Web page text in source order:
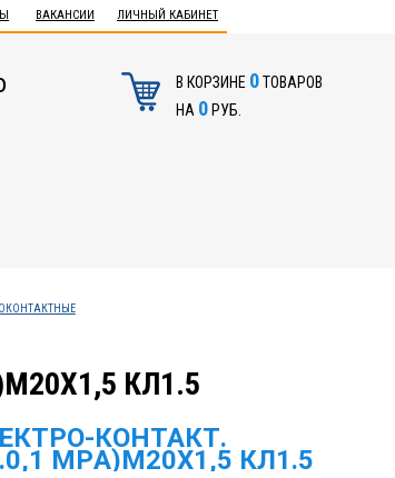
ВАКАНСИИ ЛИЧНЫЙ КАБИНЕТ
В КОРЗИНЕ 0ТОВАРОВ
НА 0РУБ.
КЛ1.5
КОНТАКТ.
МPА)М20Х1,5 КЛ1.5